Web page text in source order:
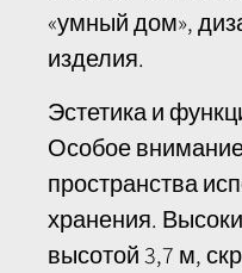
«умный дом»,
изделия.
Эстетика и
Особое
пространства
хранения.
высотой 3,7 м,